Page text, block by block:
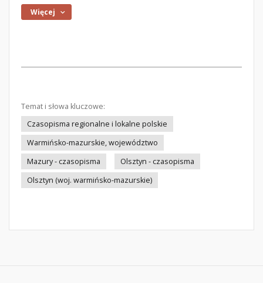
Więcej
Temat i słowa kluczowe:
Czasopisma regionalne i lokalne polskie
Warmińsko-mazurskie, województwo
Mazury - czasopisma
Olsztyn - czasopisma
Olsztyn (woj. warmińsko-mazurskie)